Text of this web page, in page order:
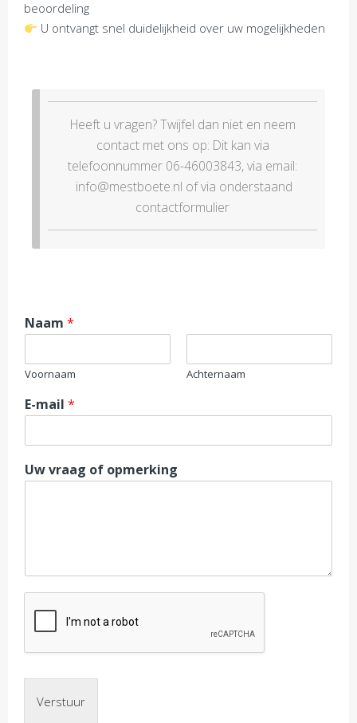
beoordeling
U ontvangt snel duidelijkheid over uw mogelijkheden
Heeft u vragen? Twijfel dan niet en neem
contact met ons op: Dit kan via
telefoonnummer 06-46003843, via email:
info@mestboete.nl of via onderstaand
contactformulier
Naam *
Voornaam Achternaam
E-mail *
Uw vraag of opmerking
Verstuur